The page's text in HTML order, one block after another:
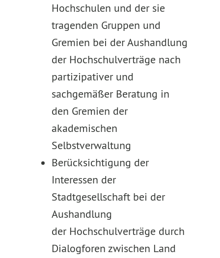
Hochschulen und der sie
tragenden Gruppen und
Gremien bei der Aushandlung
der Hochschulverträge nach
partizipativer und
sachgemäßer Beratung in
den Gremien der
akademischen
Selbstverwaltung
Berücksichtigung der
Interessen der
Stadtgesellschaft bei der
Aushandlung
der Hochschulverträge durch
Dialogforen zwischen Land